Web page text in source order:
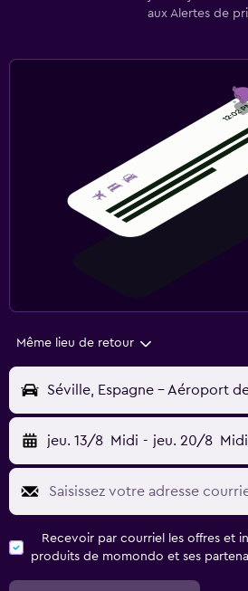
aux Alertes de
Même lieu de retour
Séville, Espagne - Aéroport
jeu. 13/8 Midi - jeu. 20/8 Midi
Recevoir par courriel les offres et
produits de momondo et ses